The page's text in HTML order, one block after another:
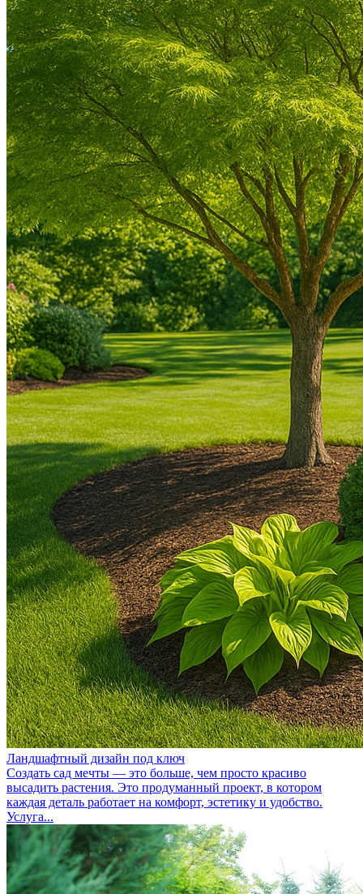
Ландшафтный дизайн под ключ
Создать сад мечты — это больше, чем просто красиво
высадить растения. Это продуманный проект, в котором
каждая деталь работает на комфорт, эстетику и удобство.
Услуга...